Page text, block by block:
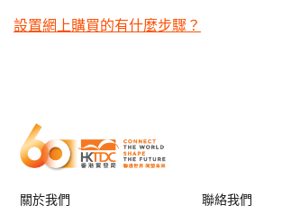
設置網上購買的有什麼步驟？
關於我們 聯絡我們